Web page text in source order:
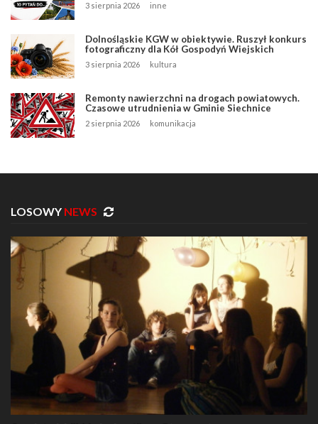
3 sierpnia 2026 inne
Dolnośląskie KGW w obiektywie. Ruszył konkurs
fotograficzny dla Kół Gospodyń Wiejskich
3 sierpnia 2026 kultura
Remonty nawierzchni na drogach powiatowych.
Czasowe utrudnienia w Gminie Siechnice
2 sierpnia 2026 komunikacja
LOSOWY NEWS